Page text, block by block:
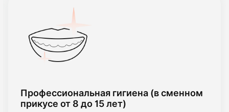
Профессиональная гигиена (в сменном
прикусе от 8 до 15 лет)